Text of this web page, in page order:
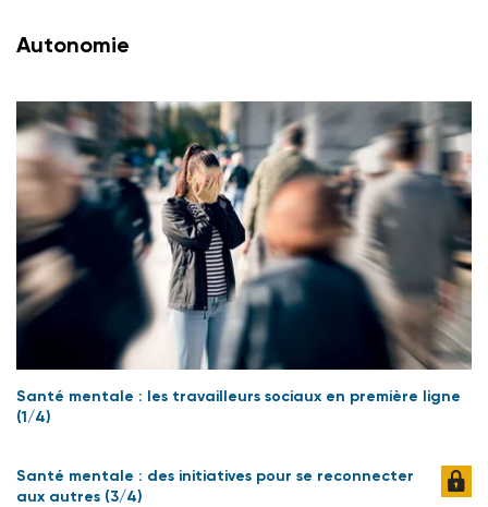
Autonomie
Santé mentale : les travailleurs sociaux en première ligne
(1/4)
Santé mentale : des initiatives pour se reconnecter
aux autres (3/4)